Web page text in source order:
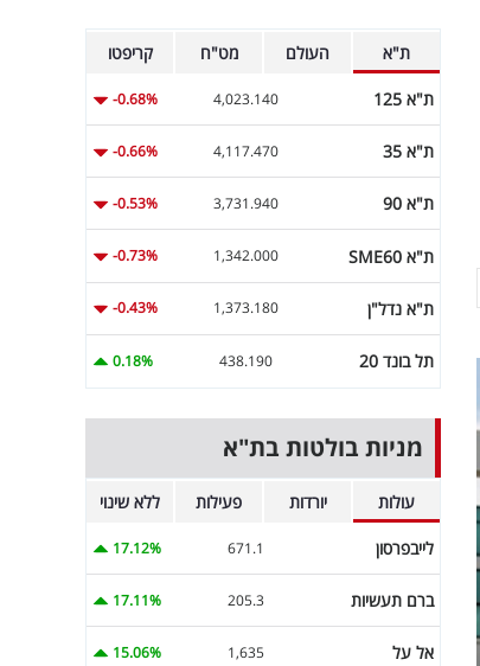
ת"א העולם מט"ח קריפטו
ת"א 125 4,023.140
-0.68%
ת"א 35 4,117.470
-0.66%
ת"א 90 3,731.940
-0.53%
ת"א SME60 1,342.000
-0.73%
ת"א נדל"ן 1,373.180
-0.43%
תל בונד 20 438.190
0.18%
מניות בולטות בת"א
עולות יורדות פעילות ללא שינוי
לייבפרסון 671.1
17.12%
ברם תעשיות 205.3
17.11%
אל על 1,635
15.06%